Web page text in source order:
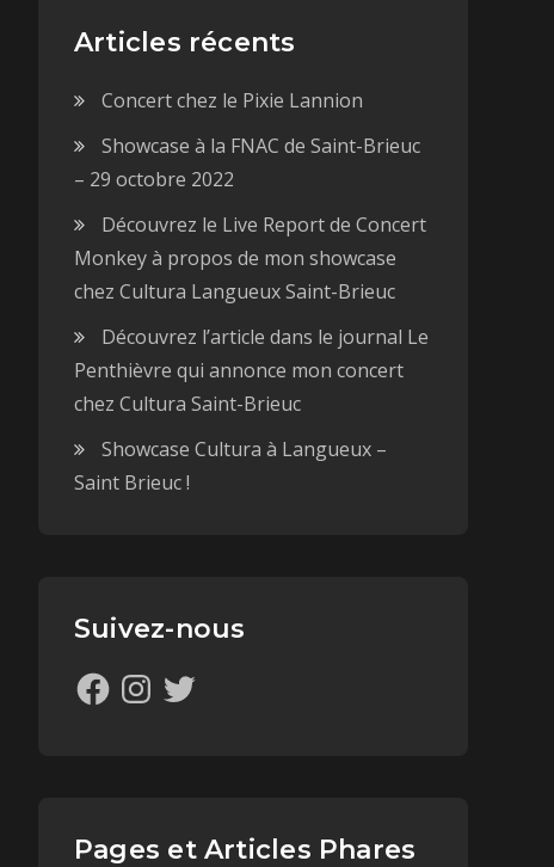
Articles récents
Concert chez le Pixie Lannion
Showcase à la FNAC de Saint-Brieuc
– 29 octobre 2022
Découvrez le Live Report de Concert
Monkey à propos de mon showcase
chez Cultura Langueux Saint-Brieuc
Découvrez l’article dans le journal Le
Penthièvre qui annonce mon concert
chez Cultura Saint-Brieuc
Showcase Cultura à Langueux –
Saint Brieuc !
Suivez-nous
Pages et Articles Phares